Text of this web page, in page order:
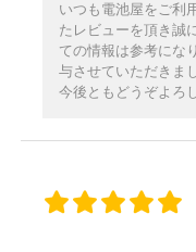
いつも電池屋をご利
たレビューを頂き誠
ての情報は参考にな
与させていただきま
今後ともどうぞよろ